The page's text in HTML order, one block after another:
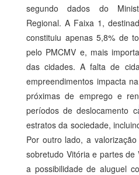
segundo dados do
Regional. A Faixa 1,
constituiu apenas 5,8% de
pelo PMCMV e, mais
das cidades. A falta de
empreendimentos impacta
próximas de emprego e
períodos de deslocamento
estratos da sociedade,
Por outro lado, a
sobretudo Vitória e partes de
a possibilidade de aluguel